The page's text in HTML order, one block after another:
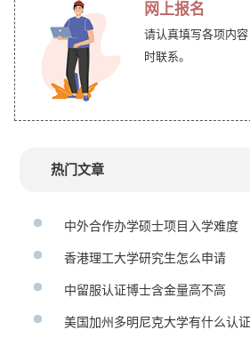
网上报名
请认真填写各项内
时联系。
热门文章
中外合作办学硕士项目入学难度
香港理工大学研究生怎么申请
中留服认证博士含金量高不高
美国加州多明尼克大学有什么认证